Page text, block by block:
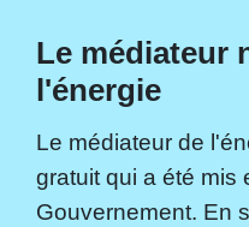
Le médiateur
l'énergie
Le médiateur de
gratuit qui a été mis
Gouvernement. En